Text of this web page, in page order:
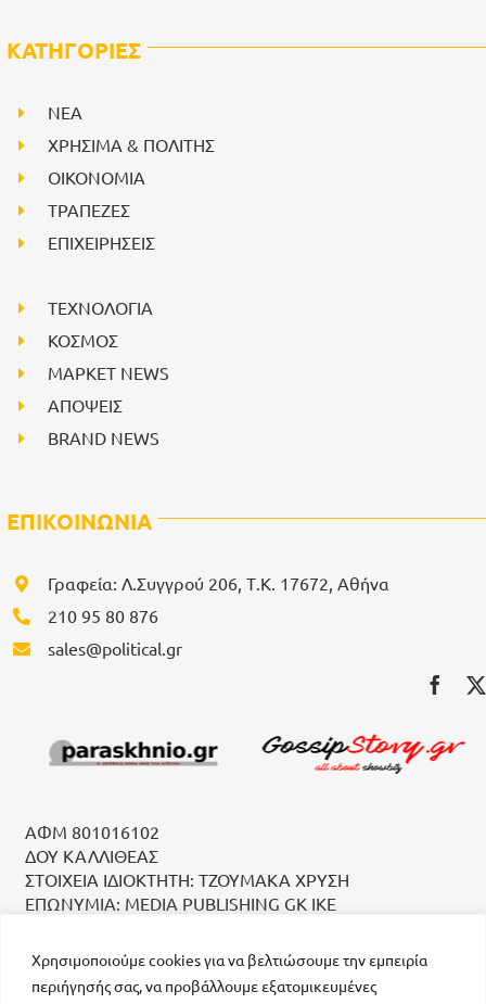
Χρησιμοποιούμε cookies για να βελτιώσουμε την εμπειρία
περιήγησής σας, να προβάλλουμε εξατομικευμένες
ΚΑΤΗΓΟΡΙΕΣ
NEA
ΧΡΗΣΙΜΑ & ΠΟΛΙΤΗΣ
ΟΙΚΟΝΟΜΙΑ
ΤΡΑΠΕΖΕΣ
ΕΠΙΧΕΙΡΗΣΕΙΣ
ΤΕΧΝΟΛΟΓΙΑ
ΚΟΣΜΟΣ
ΜΑΡΚΕΤ NEWS
ΑΠΟΨΕΙΣ
BRAND NEWS
ΕΠΙΚΟΙΝΩΝΙΑ
Γραφεία: Λ.Συγγρού 206, Τ.Κ. 17672, Αθήνα
210 95 80 876
sales@political.gr
ΑΦΜ 801016102
ΔΟΥ ΚΑΛΛΙΘΕΑΣ
ΣΤΟΙΧΕΙΑ ΙΔΙΟΚΤΗΤΗ: ΤΖΟΥΜΑΚΑ ΧΡΥΣΗ
ΕΠΩΝΥΜΙΑ: MEDIA PUBLISHING GK IKE